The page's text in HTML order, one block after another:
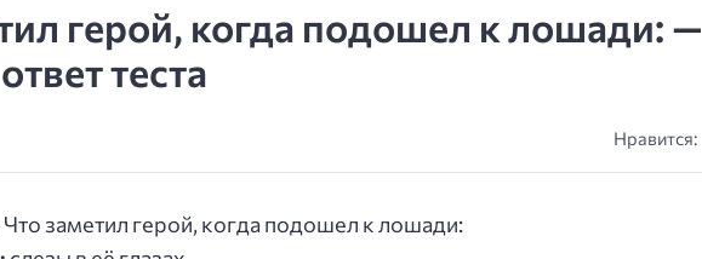
герой, когда подошел к лошади: —
теста
Нравится:
Что заметил герой, когда подошел к лошади: